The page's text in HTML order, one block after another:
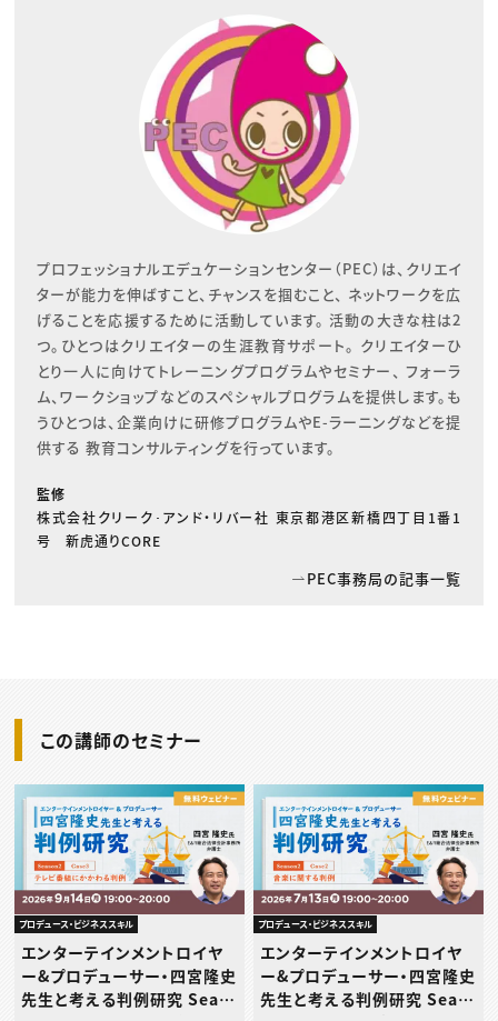
プロフェッショナルエデュケーションセンター（PEC）は、クリエイ
ターが能力を伸ばすこと、チャンスを掴むこと、 ネットワークを広
げることを応援するために活動しています。 活動の大きな柱は2
つ。ひとつはクリエイターの生涯教育サポート。 クリエイターひ
とり一人に向けてトレーニングプログラムやセミナー、 フォーラ
ム、ワークショップなどのスペシャルプログラムを提供します。も
うひとつは、企業向けに研修プログラムやE-ラーニングなどを提
供する 教育コンサルティングを行っています。
監修
株式会社クリーク･アンド・リバー社 東京都港区新橋四丁目1番1
号 新虎通りCORE
PEC事務局の記事一覧
この講師のセミナー
プロデュース・ビジネススキル
エンターテインメントロイヤ
ー&プロデューサー・四宮隆史
先生と考える判例研究 Seas
プロデュース・ビジネススキル
エンターテインメントロイヤ
ー&プロデューサー・四宮隆史
先生と考える判例研究 Seas